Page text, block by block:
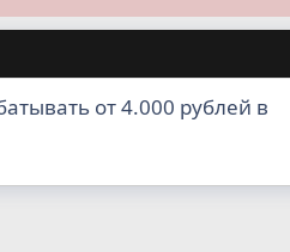
от 4.000 рублей в